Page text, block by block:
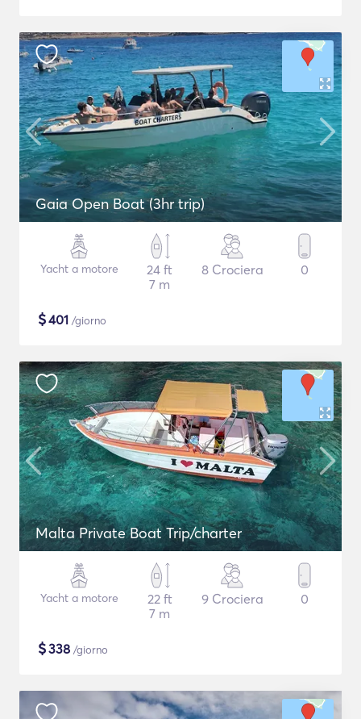
Gaia Open Boat (3hr trip)
Yacht a motore
24 ft
7 m
8 Crociera 0
$401 /giorno
Malta Private Boat Trip/charter
Yacht a motore
22 ft
7 m
9 Crociera 0
$338 /giorno